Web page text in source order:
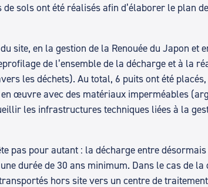
sols ont été réalisés afin d’élaborer le plan
site, en la gestion de la Renouée du Japon et
de l’ensemble de la décharge et à la
les déchets). Au total, 6 puits ont été
œuvre avec des matériaux imperméables
les infrastructures techniques liées à la
pas pour autant : la décharge entre
durée de 30 ans minimum. Dans le cas de la
hors site vers un centre de